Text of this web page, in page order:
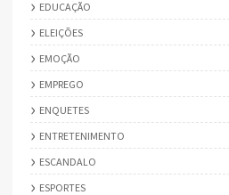
EDUCAÇÃO
ELEIÇÕES
EMOÇÃO
EMPREGO
ENQUETES
ENTRETENIMENTO
ESCANDALO
ESPORTES